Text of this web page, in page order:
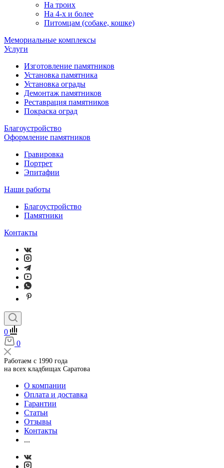
На троих
На 4-х и более
Питомцам (собаке, кошке)
Мемориальные комплексы
Услуги
Изготовление памятников
Установка памятника
Установка ограды
Демонтаж памятников
Реставрация памятников
Покраска оград
Благоустройство
Оформление памятников
Гравировка
Портрет
Эпитафии
Наши работы
Благоустройство
Памятники
Контакты
0
0
Работаем с 1990 года
на всех кладбищах Саратова
О компании
Оплата и доставка
Гарантии
Статьи
Отзывы
Контакты
...